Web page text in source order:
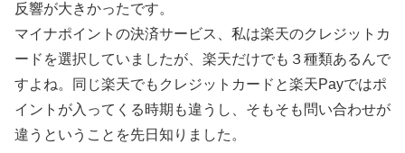
反響が大きかったです。
マイナポイントの決済サービス、私は楽天のクレジットカ
ードを選択していましたが、楽天だけでも３種類あるんで
すよね。同じ楽天でもクレジットカードと楽天Payではポ
イントが入ってくる時期も違うし、そもそも問い合わせが
違うということを先日知りました。